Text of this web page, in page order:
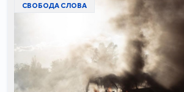
СВОБОДА СЛОВА